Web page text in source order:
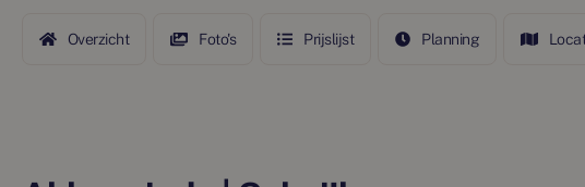
Overzicht Foto's Prijslijst Planning